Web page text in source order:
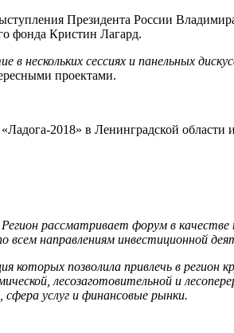
Президента России
фонда Кристин Лагард.
нескольких сессиях и панельных
проектами.
2018» в Ленинградской области и
рассматривает форум в
всем направлениям инвестиционной
которых позволила привлечь в регион
лесозаготовительной и
услуг и финансовые рынки.